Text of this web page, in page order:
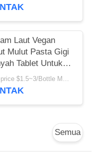
Laut Vegan
Mulut Pasta Gigi
Tablet Untuk
Gigi
Exw price $1.5~3/Bottle MOQ:5000 Botol
Semua